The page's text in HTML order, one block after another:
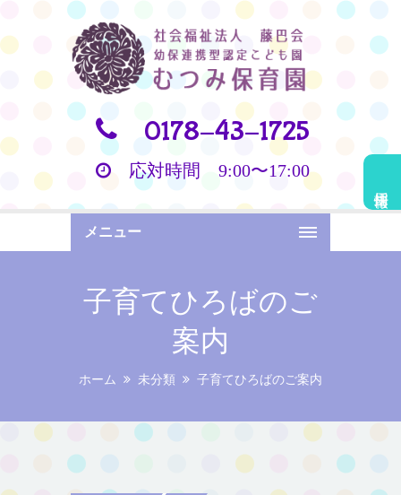
0178-43-1725
応対時間 9:00〜17:00
メニュー
子育てひろばのご
案内
ホーム 未分類 子育てひろばのご案内